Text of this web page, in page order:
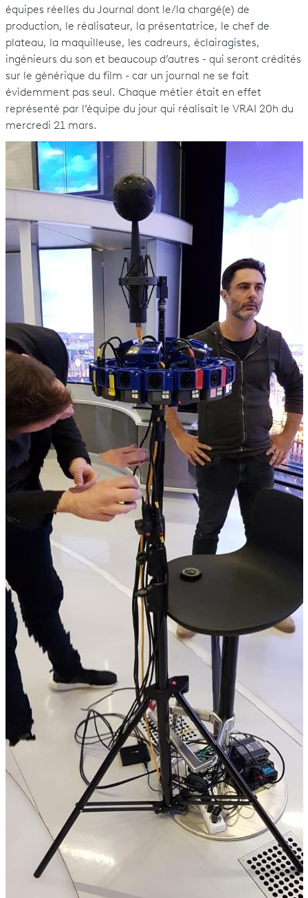
équipes réelles du Journal dont le/la chargé(e) de
production, le réalisateur, la présentatrice, le chef de
plateau, la maquilleuse, les cadreurs, éclairagistes,
ingénieurs du son et beaucoup d’autres - qui seront crédités
sur le générique du film - car un journal ne se fait
évidemment pas seul. Chaque métier était en effet
représenté par l’équipe du jour qui réalisait le VRAI 20h du
mercredi 21 mars.